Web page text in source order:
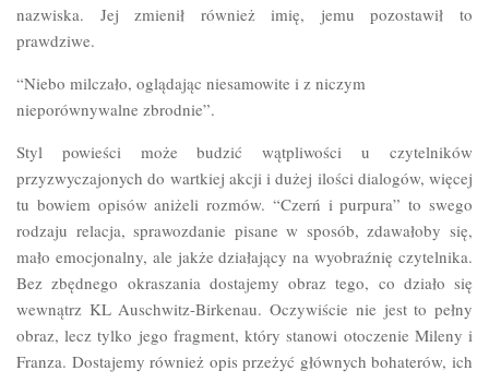
nazwiska. Jej zmienił również imię, jemu pozostawił to
prawdziwe.
“Niebo milczało, oglądając niesamowite i z niczym
nieporównywalne zbrodnie”.
Styl powieści może budzić wątpliwości u czytelników
przyzwyczajonych do wartkiej akcji i dużej ilości dialogów, więcej
tu bowiem opisów aniżeli rozmów. “Czerń i purpura” to swego
rodzaju relacja, sprawozdanie pisane w sposób, zdawałoby się,
mało emocjonalny, ale jakże działający na wyobraźnię czytelnika.
Bez zbędnego okraszania dostajemy obraz tego, co działo się
wewnątrz KL Auschwitz-Birkenau. Oczywiście nie jest to pełny
obraz, lecz tylko jego fragment, który stanowi otoczenie Mileny i
Franza. Dostajemy również opis przeżyć głównych bohaterów, ich